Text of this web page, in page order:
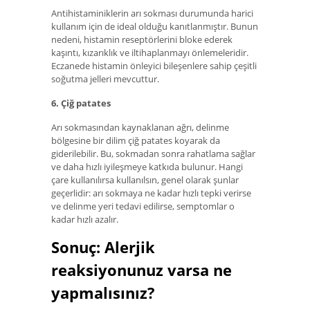
Antihistaminiklerin arı sokması durumunda harici
kullanım için de ideal olduğu kanıtlanmıştır. Bunun
nedeni, histamin reseptörlerini bloke ederek
kaşıntı, kızarıklık ve iltihaplanmayı önlemeleridir.
Eczanede histamin önleyici bileşenlere sahip çeşitli
soğutma jelleri mevcuttur.
6. Çiğ patates
Arı sokmasından kaynaklanan ağrı, delinme
bölgesine bir dilim çiğ patates koyarak da
giderilebilir. Bu, sokmadan sonra rahatlama sağlar
ve daha hızlı iyileşmeye katkıda bulunur. Hangi
çare kullanılırsa kullanılsın, genel olarak şunlar
geçerlidir: arı sokmaya ne kadar hızlı tepki verirse
ve delinme yeri tedavi edilirse, semptomlar o
kadar hızlı azalır.
Sonuç: Alerjik
reaksiyonunuz varsa ne
yapmalısınız?